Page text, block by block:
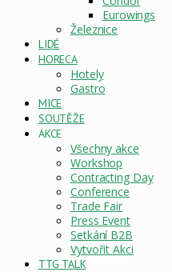
Eurowings
Železnice
LIDÉ
HORECA
Hotely
Gastro
MICE
SOUTĚŽE
AKCE
Všechny akce
Workshop
Contracting Day
Conference
Trade Fair
Press Event
Setkání B2B
Vytvořit Akci
TTG TALK